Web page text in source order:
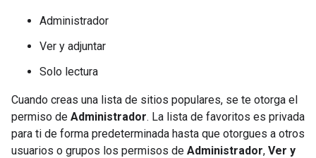
Administrador
Ver y adjuntar
Solo lectura
Cuando creas una lista de sitios populares, se te otorga el
permiso de Administrador. La lista de favoritos es privada
para ti de forma predeterminada hasta que otorgues a otros
usuarios o grupos los permisos de Administrador, Ver y